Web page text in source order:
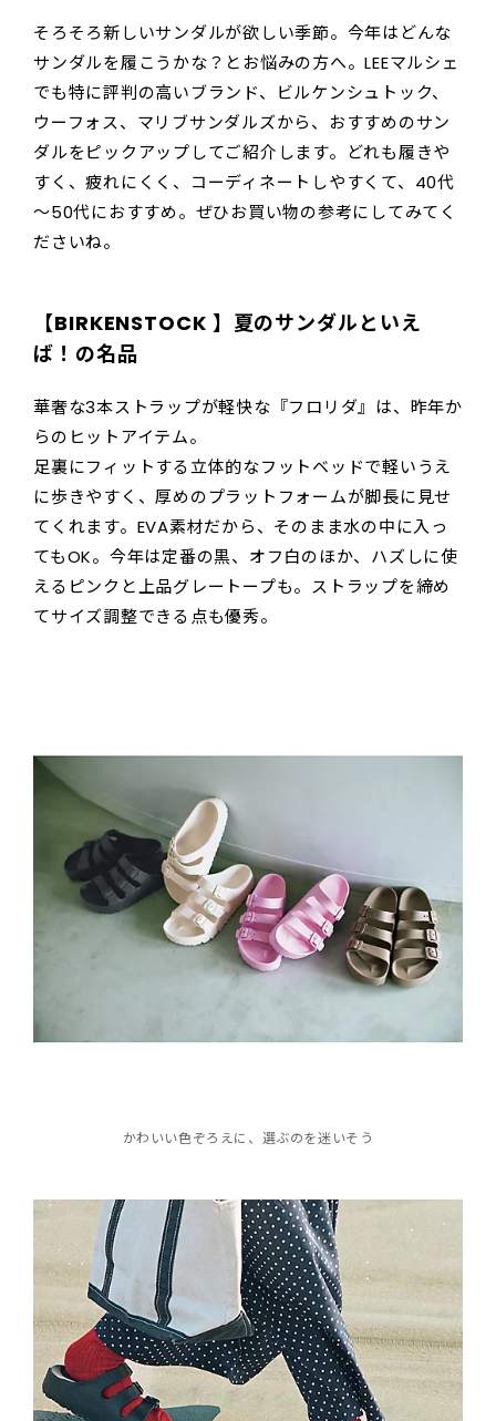
そろそろ新しいサンダルが欲しい季節。今年はどんな
サンダルを履こうかな？とお悩みの方へ。LEEマルシェ
でも特に評判の高いブランド、ビルケンシュトック、
ウーフォス、マリブサンダルズから、おすすめのサン
ダルをピックアップしてご紹介します。どれも履きや
すく、疲れにくく、コーディネートしやすくて、40代
～50代におすすめ。ぜひお買い物の参考にしてみてく
ださいね。
【BIRKENSTOCK 】夏のサンダルといえ
ば！の名品
華奢な3本ストラップが軽快な『フロリダ』は、昨年か
らのヒットアイテム。
足裏にフィットする立体的なフットベッドで軽いうえ
に歩きやすく、厚めのプラットフォームが脚長に見せ
てくれます。EVA素材だから、そのまま水の中に入っ
てもOK。今年は定番の黒、オフ白のほか、ハズしに使
えるピンクと上品グレートープも。ストラップを締め
てサイズ調整できる点も優秀。
かわいい色ぞろえに、選ぶのを迷いそう